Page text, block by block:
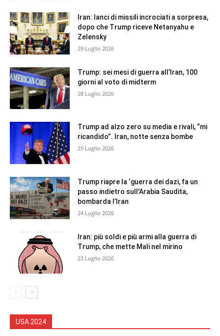
Iran: lanci di missili incrociati a sorpresa,
dopo che Trump riceve Netanyahu e
Zelensky
29 Luglio 2026
Trump: sei mesi di guerra all’Iran, 100
giorni al voto di midterm
28 Luglio 2026
Trump ad alzo zero su media e rivali, “mi
ricandido”. Iran, notte senza bombe
25 Luglio 2026
Trump riapre la ‘guerra dei dazi, fa un
passo indietro sull’Arabia Saudita,
bombarda l’Iran
24 Luglio 2026
Iran: più soldi e più armi alla guerra di
Trump, che mette Mali nel mirino
23 Luglio 2026
USA 2024